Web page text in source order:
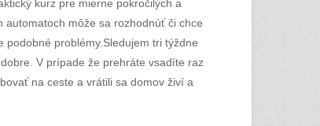
kurz pre mierne pokročilých a
môže sa rozhodnúť či chce
problémy.Sledujem tri týždne
V prípade že prehráte vsadíte raz
na ceste a vrátili sa domov živí a